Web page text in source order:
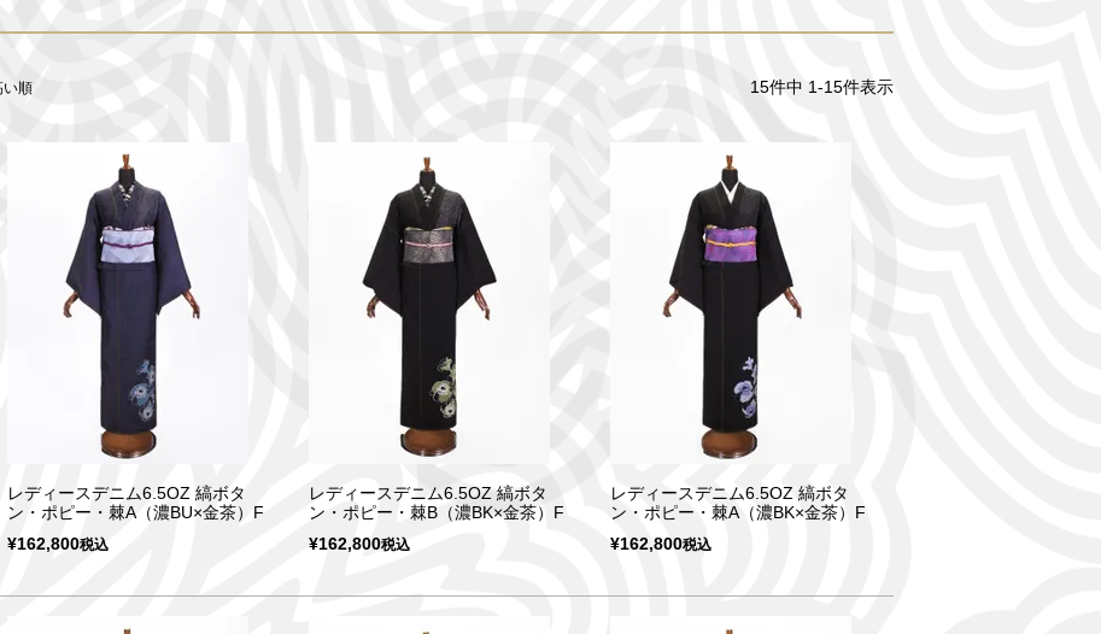
い順 15件中 1-15件表示
レディースデニム6.5OZ 縞ボタ
ン・ポピー・棘A（濃BU×金茶）F
¥162,800税込
レディースデニム6.5OZ 縞ボタ
ン・ポピー・棘B（濃BK×金茶）F
¥162,800税込
レディースデニム6.5OZ 縞ボタ
ン・ポピー・棘A（濃BK×金茶）F
¥162,800税込